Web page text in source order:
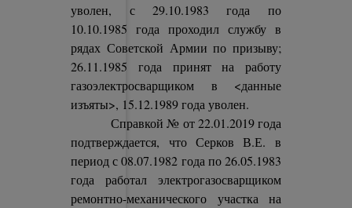
уволен, с 29.10.1983 года по
10.10.1985 года проходил службу в
рядах Советской Армии по призыву;
26.11.1985 года принят на работу
газоэлектросварщиком в <данные
изъяты>, 15.12.1989 года уволен.
Справкой № от 22.01.2019 года
подтверждается, что Серков В.Е. в
период с 08.07.1982 года по 26.05.1983
года работал электрогазосварщиком
ремонтно-механического участка на